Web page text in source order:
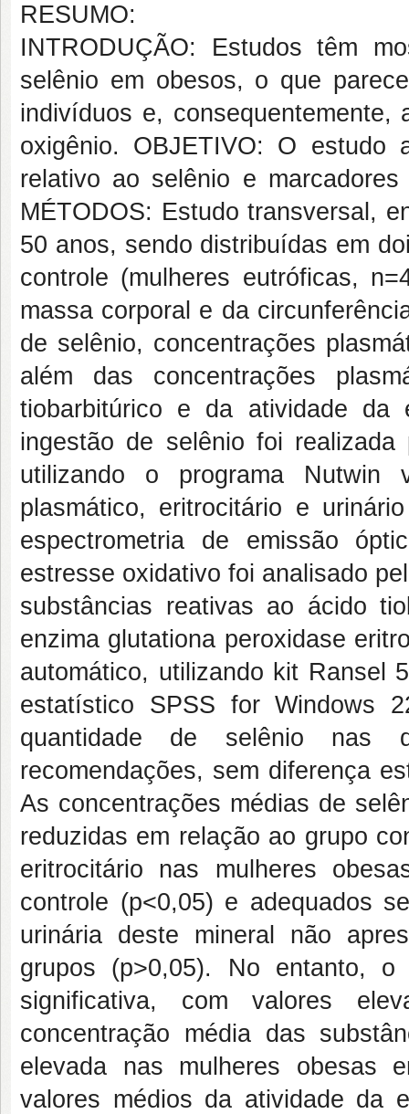
RESUMO:
INTRODUÇÃO: Estudos têm
selênio em obesos, o que
indivíduos e,
oxigênio. OBJETIVO: O estudo
relativo ao selênio e
MÉTODOS: Estudo transversal,
50 anos, sendo distribuídas em
controle (mulheres eutróficas,
massa corporal e da
de selênio, concentrações
além das concentrações
tiobarbitúrico e da atividade da
ingestão de selênio foi
utilizando o programa Nutwin
plasmático, eritrocitário e
espectrometria de emissão
estresse oxidativo foi analisado
substâncias reativas ao ácido
enzima glutationa peroxidase
automático, utilizando kit Ransel
estatístico SPSS for Windows
quantidade de selênio nas
recomendações, sem diferença
As concentrações médias de
reduzidas em relação ao grupo
eritrocitário nas mulheres
controle (p<0,05) e adequados
urinária deste mineral não
grupos (p>0,05). No entanto, o
significativa, com valores
concentração média das
elevada nas mulheres obesas
valores médios da atividade da